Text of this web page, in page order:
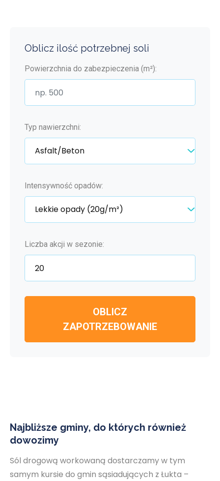
Oblicz ilość potrzebnej soli
Powierzchnia do zabezpieczenia (m²):
Typ nawierzchni:
Intensywność opadów:
Liczba akcji w sezonie:
OBLICZ
ZAPOTRZEBOWANIE
Najbliższe gminy, do których również
dowozimy
Sól drogową workowaną dostarczamy w tym
samym kursie do gmin sąsiadujących z Łukta –